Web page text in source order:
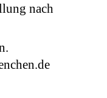
nach